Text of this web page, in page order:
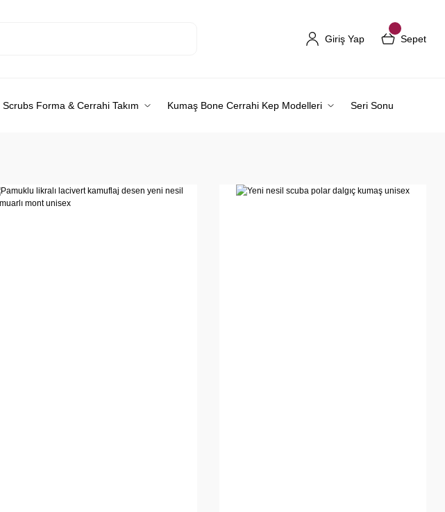
Giriş Yap Sepet
Scrubs Forma & Cerrahi Takım Kumaş Bone Cerrahi Kep Modelleri Seri Sonu